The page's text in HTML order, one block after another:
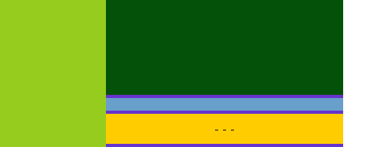
- - -